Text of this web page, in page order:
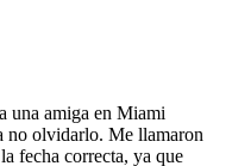
una amiga en Miami
no olvidarlo. Me llamaron
fecha correcta, ya que